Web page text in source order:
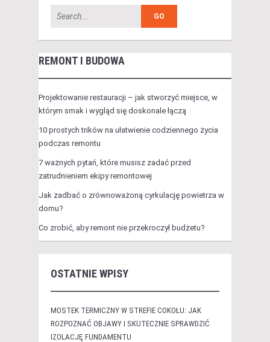
REMONT I BUDOWA
Projektowanie restauracji – jak stworzyć miejsce, w
którym smak i wygląd się doskonale łączą
10 prostych trików na ułatwienie codziennego życia
podczas remontu
7 ważnych pytań, które musisz zadać przed
zatrudnieniem ekipy remontowej
Jak zadbać o zrównoważoną cyrkulację powietrza w
domu?
Co zrobić, aby remont nie przekroczył budżetu?
OSTATNIE WPISY
MOSTEK TERMICZNY W STREFIE COKOŁU: JAK
ROZPOZNAĆ OBJAWY I SKUTECZNIE SPRAWDZIĆ
IZOLACJĘ FUNDAMENTU